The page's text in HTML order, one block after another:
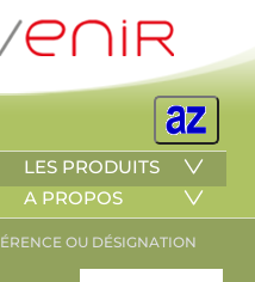
LES PRODUITS
A PROPOS
OU DÉSIGNATION